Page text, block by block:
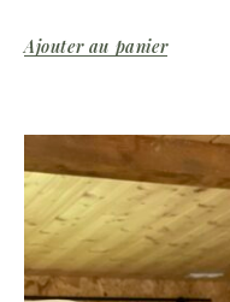
Ajouter au panier